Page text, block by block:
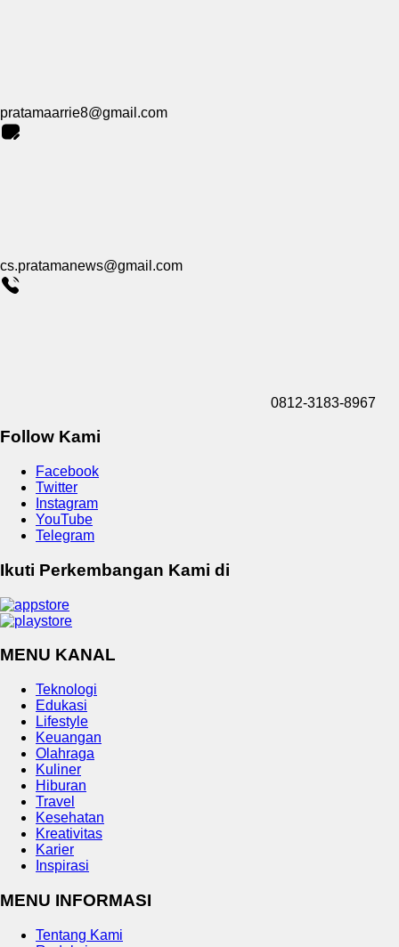
pratamaarrie8@gmail.com
cs.pratamanews@gmail.com
0812-3183-8967
Follow Kami
Facebook
Twitter
Instagram
YouTube
Telegram
Ikuti Perkembangan Kami di
MENU KANAL
Teknologi
Edukasi
Lifestyle
Keuangan
Olahraga
Kuliner
Hiburan
Travel
Kesehatan
Kreativitas
Karier
Inspirasi
MENU INFORMASI
Tentang Kami